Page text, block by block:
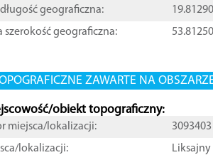
geograficzna:
szerokość geograficzna:
ZAWARTE NA
obiekt topograficzny:
miejsca/lokalizacji:
3093403
lokalizacji:
Liksajny